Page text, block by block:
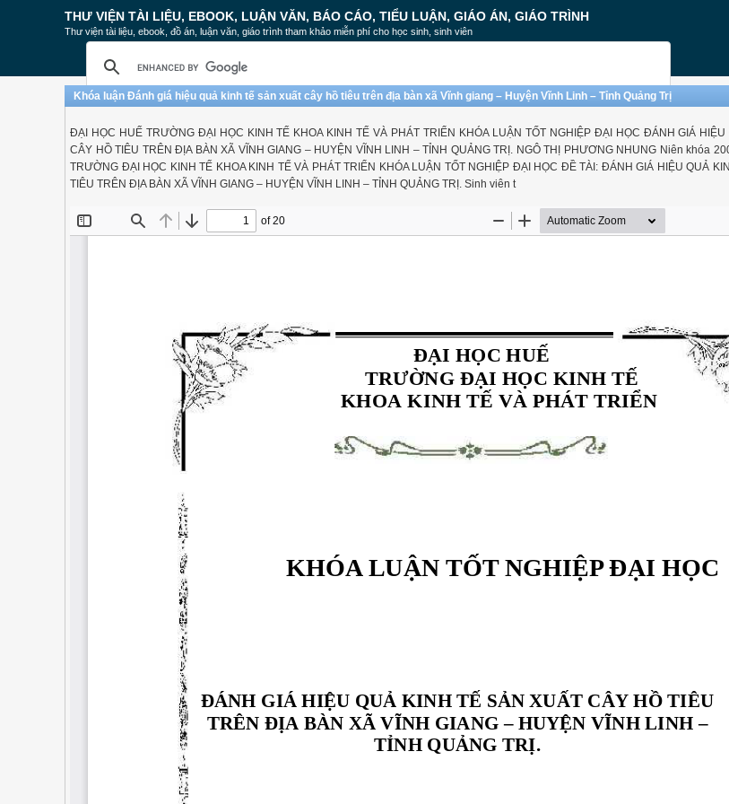
THƯ VIỆN TÀI LIỆU, EBOOK, LUẬN VĂN, BÁO CÁO, TIỂU LUẬN, GIÁO ÁN, GIÁO TRÌNH
Thư viện tài liệu, ebook, đồ án, luận văn, giáo trình tham khảo miễn phí cho học sinh, sinh viên
Khóa luận Đánh giá hiệu quả kinh tế sản xuất cây hồ tiêu trên địa bàn xã Vĩnh giang – Huyện Vĩnh Linh – Tỉnh Quảng Trị
ĐẠI HỌC HUẾ TRƯỜNG ĐẠI HỌC KINH TẾ KHOA KINH TẾ VÀ PHÁT TRIỂN KHÓA LUẬN TỐT NGHIỆP ĐẠI HỌC ĐÁNH GIÁ
CÂY HỒ TIÊU TRÊN ĐỊA BÀN XÃ VĨNH GIANG – HUYỆN VĨNH LINH – TỈNH QUẢNG TRỊ. NGÔ THỊ PHƯƠNG NHUNG Niên khóa
TRƯỜNG ĐẠI HỌC KINH TẾ KHOA KINH TẾ VÀ PHÁT TRIỂN KHÓA LUẬN TỐT NGHIỆP ĐẠI HỌC ĐỀ TÀI: ĐÁNH GIÁ HIỆU QUẢ
TIÊU TRÊN ĐỊA BÀN XÃ VĨNH GIANG – HUYỆN VĨNH LINH – TỈNH QUẢNG TRỊ. Sinh viên t